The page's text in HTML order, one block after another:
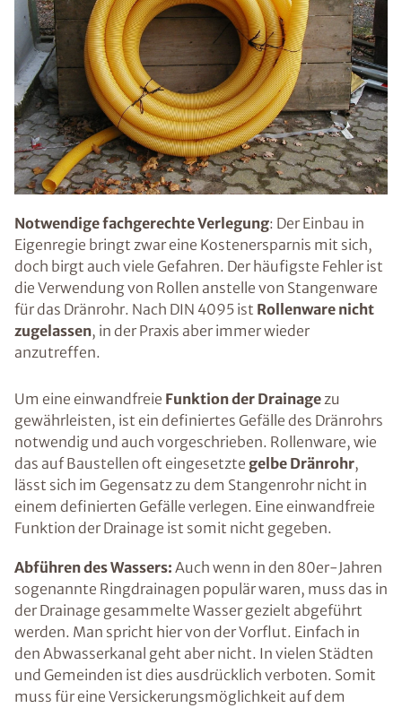
Notwendige fachgerechte Verlegung: Der Einbau in
Eigenregie bringt zwar eine Kostenersparnis mit sich,
doch birgt auch viele Gefahren. Der häufigste Fehler ist
die Verwendung von Rollen anstelle von Stangenware
für das Dränrohr. Nach DIN 4095 ist Rollenware nicht
zugelassen, in der Praxis aber immer wieder
anzutreffen.
Um eine einwandfreie Funktion der Drainagezu
gewährleisten, ist ein definiertes Gefälle des Dränrohrs
notwendig und auch vorgeschrieben. Rollenware, wie
das auf Baustellen oft eingesetzte gelbe Dränrohr,
lässt sich im Gegensatz zu dem Stangenrohr nicht in
einem definierten Gefälle verlegen. Eine einwandfreie
Funktion der Drainage ist somit nicht gegeben.
Abführen des Wassers: Auch wenn in den 80er-Jahren
sogenannte Ringdrainagen populär waren, muss das in
der Drainage gesammelte Wasser gezielt abgeführt
werden. Man spricht hier von der Vorflut. Einfach in
den Abwasserkanal geht aber nicht. In vielen Städten
und Gemeinden ist dies ausdrücklich verboten. Somit
muss für eine Versickerungsmöglichkeit auf dem